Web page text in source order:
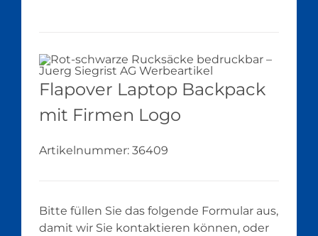
Flapover Laptop Backpack
mit Firmen Logo
Artikelnummer: 36409
Bitte füllen Sie das folgende Formular aus,
damit wir Sie kontaktieren können, oder